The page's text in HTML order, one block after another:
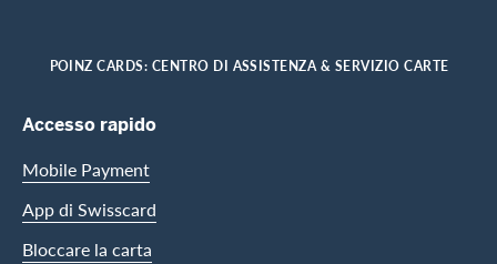
POINZ CARDS: CENTRO DI ASSISTENZA & SERVIZIO CARTE
Footer Navigation
Accesso rapido
Mobile Payment
App di Swisscard
Bloccare la carta